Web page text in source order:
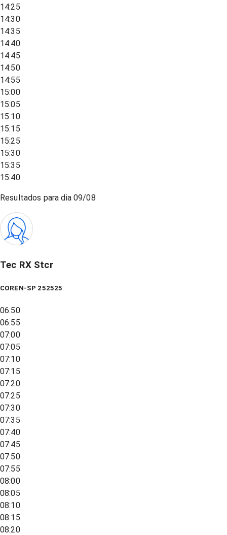
14:25
14:30
14:35
14:40
14:45
14:50
14:55
15:00
15:05
15:10
15:15
15:25
15:30
15:35
15:40
Resultados para dia09/08
Tec RX Stcr
COREN-SP 252525
06:50
06:55
07:00
07:05
07:10
07:15
07:20
07:25
07:30
07:35
07:40
07:45
07:50
07:55
08:00
08:05
08:10
08:15
08:20